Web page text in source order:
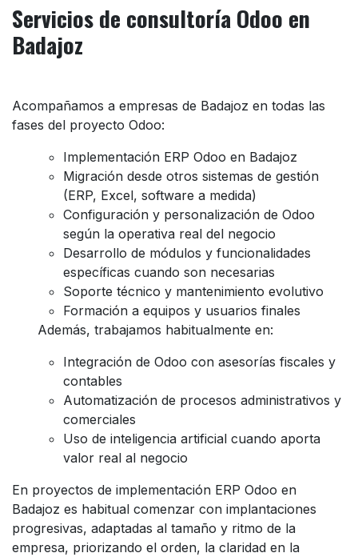
Servicios de consultoría Odoo en
Badajoz
Acompañamos a empresas de Badajoz en todas las
fases del proyecto Odoo:
Implementación ERP Odoo en Badajoz
Migración desde otros sistemas de gestión
(ERP, Excel, software a medida)
Configuración y personalización de Odoo
según la operativa real del negocio
Desarrollo de módulos y funcionalidades
específicas cuando son necesarias
Soporte técnico y mantenimiento evolutivo
Formación a equipos y usuarios finales
Además, trabajamos habitualmente en:
Integración de Odoo con asesorías fiscales y
contables
Automatización de procesos administrativos y
comerciales
Uso de inteligencia artificial cuando aporta
valor real al negocio
En proyectos de implementación ERP Odoo en
Badajoz es habitual comenzar con implantaciones
progresivas, adaptadas al tamaño y ritmo de la
empresa, priorizando el orden, la claridad en la